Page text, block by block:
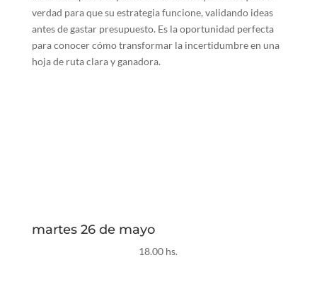
verdad para que su estrategia funcione, validando ideas
antes de gastar presupuesto. Es la oportunidad perfecta
para conocer cómo transformar la incertidumbre en una
hoja de ruta clara y ganadora.
martes 26 de mayo
18.00 hs.